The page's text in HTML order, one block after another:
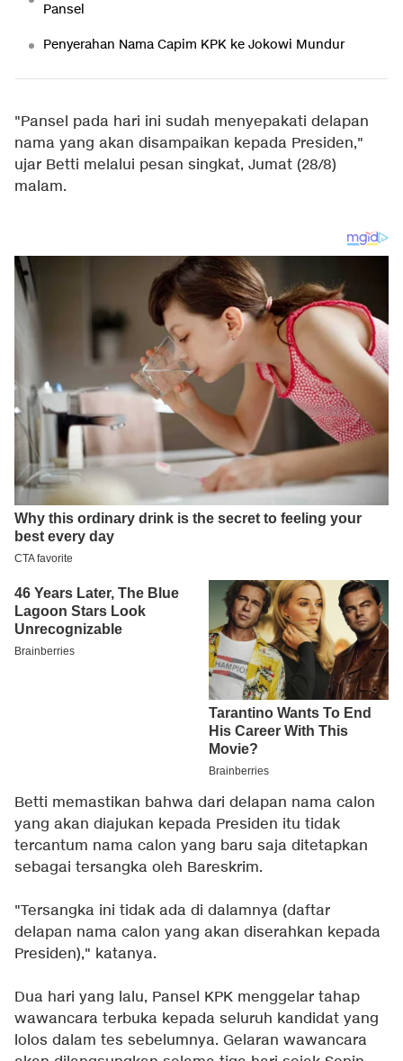
Pansel
Penyerahan Nama Capim KPK ke Jokowi Mundur
"Pansel pada hari ini sudah menyepakati delapan
nama yang akan disampaikan kepada Presiden,"
ujar Betti melalui pesan singkat, Jumat (28/8)
malam.
Betti memastikan bahwa dari delapan nama calon
yang akan diajukan kepada Presiden itu tidak
tercantum nama calon yang baru saja ditetapkan
sebagai tersangka oleh Bareskrim.
"Tersangka ini tidak ada di dalamnya (daftar
delapan nama calon yang akan diserahkan kepada
Presiden)," katanya.
Dua hari yang lalu, Pansel KPK menggelar tahap
wawancara terbuka kepada seluruh kandidat yang
lolos dalam tes sebelumnya. Gelaran wawancara